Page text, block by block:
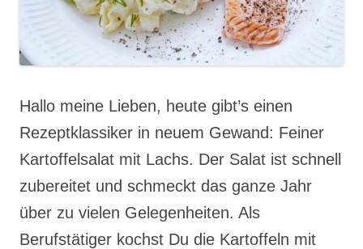
Hallo meine Lieben, heute gibt’s einen
Rezeptklassiker in neuem Gewand: Feiner
Kartoffelsalat mit Lachs. Der Salat ist schnell
zubereitet und schmeckt das ganze Jahr
über zu vielen Gelegenheiten. Als
Berufstätiger kochst Du die Kartoffeln mit